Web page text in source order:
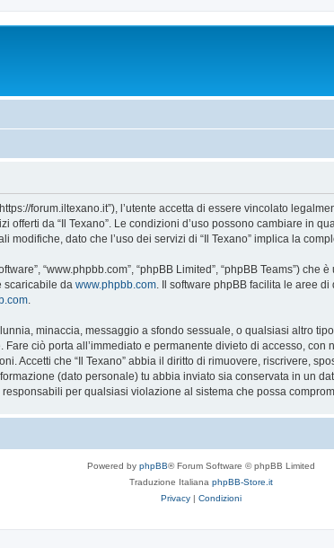
forum.iltexano.it”), l’utente accetta di essere vincolato
offerti da “Il Texano”. Le condizioni d’uso possono cambiare in
dato che l’uso dei servizi di “Il Texano” implica la
“www.phpbb.com”, “phpBB Limited”, “phpBB Teams”)
scaricabile da www.phpbb.com . Il software phpBB facilita le aree
minaccia, messaggio a sfondo sessuale, o qualsiasi altro
ciò porta all’immediato e permanente divieto di accesso,
Accetti che “Il Texano” abbia il diritto di rimuovere, riscrivere,
(dato personale) tu abbia inviato sia conservata in un
per qualsiasi violazione al sistema che possa
Powered by phpBB® Forum Software © phpBB Limited
Traduzione Italiana phpBB-Store.it
Privacy | Condizioni